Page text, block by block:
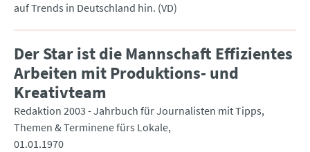
auf Trends in Deutschland hin. (VD)
Der Star ist die Mannschaft Effizientes
Arbeiten mit Produktions- und
Kreativteam
Redaktion 2003 - Jahrbuch für Journalisten mit Tipps,
Themen & Terminene fürs Lokale
01.01.1970